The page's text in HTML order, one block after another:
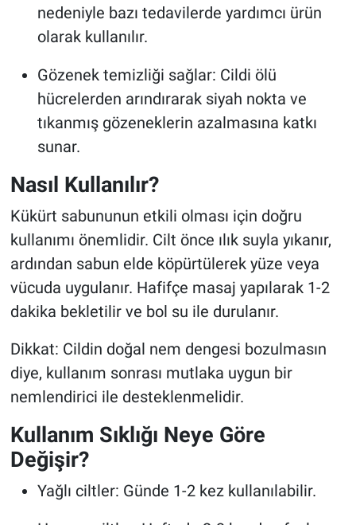
nedeniyle bazı tedavilerde yardımcı ürün
olarak kullanılır.
Gözenek temizliği sağlar: Cildi ölü
hücrelerden arındırarak siyah nokta ve
tıkanmış gözeneklerin azalmasına katkı
sunar.
Nasıl Kullanılır?
Kükürt sabununun etkili olması için doğru
kullanımı önemlidir. Cilt önce ılık suyla yıkanır,
ardından sabun elde köpürtülerek yüze veya
vücuda uygulanır. Hafifçe masaj yapılarak 1-2
dakika bekletilir ve bol su ile durulanır.
Dikkat: Cildin doğal nem dengesi bozulmasın
diye, kullanım sonrası mutlaka uygun bir
nemlendirici ile desteklenmelidir.
Kullanım Sıklığı Neye Göre
Değişir?
Yağlı ciltler: Günde 1-2 kez kullanılabilir.